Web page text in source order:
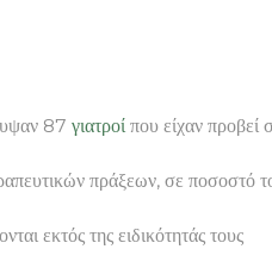
87 γιατροί που είχαν προβεί
πράξεων, σε ποσοστό
εκτός της ειδικότητάς τους